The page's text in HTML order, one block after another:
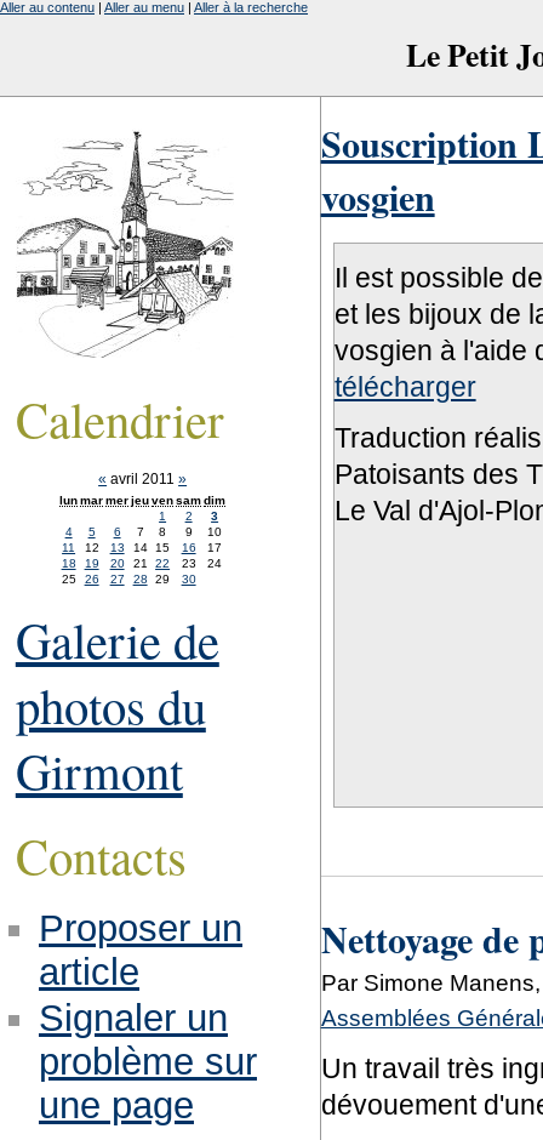
Le Petit
Aller au contenu | Aller au menu | Aller à la recherche
Souscription
vosgien
Il est possible
et les bijoux de
vosgien à l'aide
télécharger
Traduction
Patoisants des
Le Val d'Ajol-
Nettoyage
Par Simone
Assemblées
Un travail très
dévouement
Calendrier
« avril 2011»
lunmarmerjeuvensamdim
1
2
3
4
5 6 7 8 9
10
11
12 13 14 15 16
17
18
19 20 21 22 23
24
25
26 27 28 29 30
Galerie de
photos du
Girmont
Contacts
Proposer un
article
Signaler un
problème sur
une page